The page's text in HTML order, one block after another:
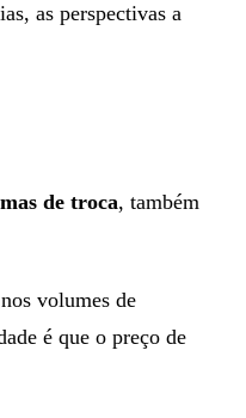
as perspectivas a
de troca, também
volumes de
é que o preço de